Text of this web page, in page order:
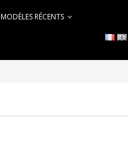
MODÈLES RÉCENTS